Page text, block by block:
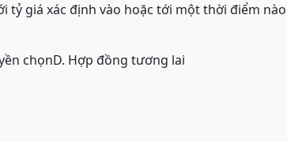
giá xác định vào hoặc tới một thời điểm nào
chọnD. Hợp đồng tương lai